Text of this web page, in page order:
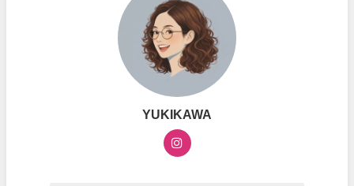
YUKIKAWA